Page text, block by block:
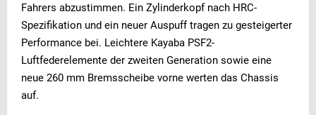
Fahrers abzustimmen. Ein Zylinderkopf nach HRC-
Spezifikation und ein neuer Auspuff tragen zu gesteigerter
Performance bei. Leichtere Kayaba PSF2-
Luftfederelemente der zweiten Generation sowie eine
neue 260 mm Bremsscheibe vorne werten das Chassis
auf.